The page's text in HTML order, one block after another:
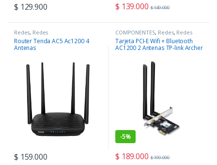
$ 129.900 $ 139.000 $149.000
Redes, Redes
Router Tenda AC5 Ac1200 4
Antenas
$ 159.000
COMPONENTES, Redes, Redes
Tarjeta PCI-E Wifi + Bluetooth
AC1200 2 Antenas TP-link Archer
-5%
$ 189.000 $199.000